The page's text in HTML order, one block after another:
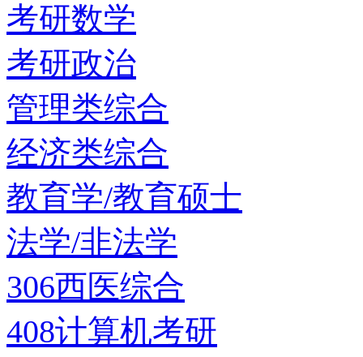
考研数学
考研政治
管理类综合
经济类综合
教育学/教育硕士
法学/非法学
306西医综合
408计算机考研